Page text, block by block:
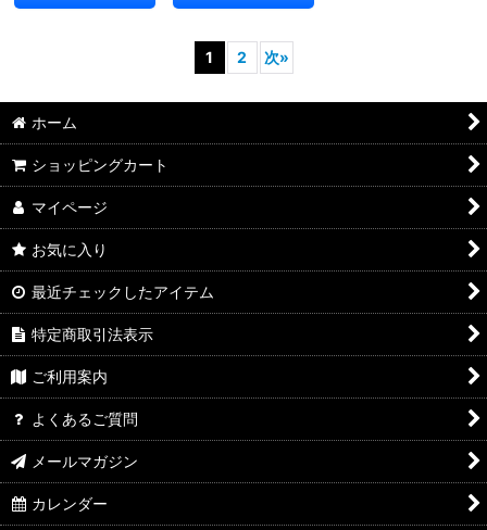
1 2 次»
ホーム
ショッピングカート
マイページ
お気に入り
最近チェックしたアイテム
特定商取引法表示
ご利用案内
よくあるご質問
メールマガジン
カレンダー